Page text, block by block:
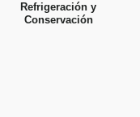
Refrigeración y
Conservación